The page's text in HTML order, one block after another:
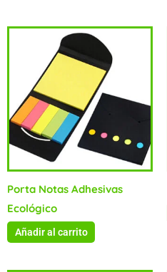
Porta Notas Adhesivas
Ecológico
Añadir al carrito